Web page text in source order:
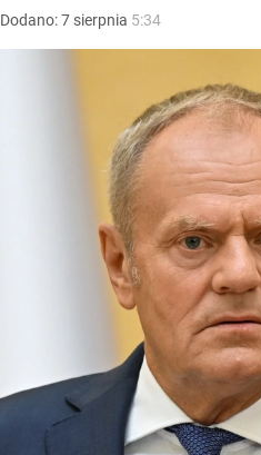
Dodano:7 sierpnia 5:34